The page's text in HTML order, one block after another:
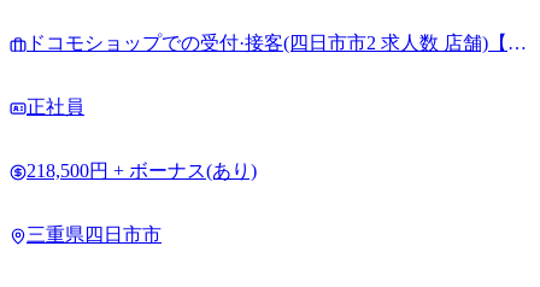
ドコモショップでの受付·接客(四日市市2 求人数 店舗)【選
正社員
218,500円 + ボーナス(あり)
三重県四日市市